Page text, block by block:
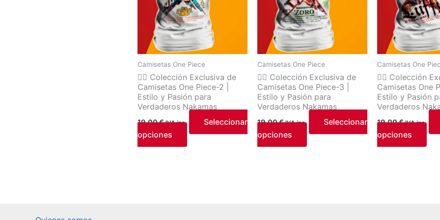
Camisetas One Piece
🏴‍☠️ Colección Exclusiva de
Camisetas One Piece-2 |
Estilo y Pasión para
Verdaderos Nakamas
19,00€ IVA inc.
Seleccionar
opciones
variantes.
Las
opciones
se
pueden
elegir
en
la
página
producto
Camisetas One Piece
🏴‍☠️ Colección Exclusiva de
Camisetas One Piece-3 |
Estilo y Pasión para
Verdaderos Nakamas
19,00€ IVA inc.
Seleccionar
opciones
variantes.
Las
opciones
se
pueden
elegir
en
la
página
producto
Camisetas One
🏴‍☠️ Colección
Camisetas One
Estilo y Pasión
Verdaderos
19,00€ IVA inc.
opciones
Las
se
en
la